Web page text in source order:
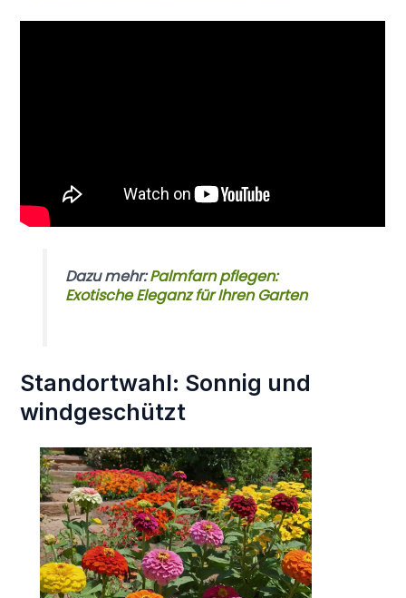
Dazu mehr:Palmfarn pflegen:
Exotische Eleganz für Ihren Garten
Standortwahl: Sonnig und
windgeschützt